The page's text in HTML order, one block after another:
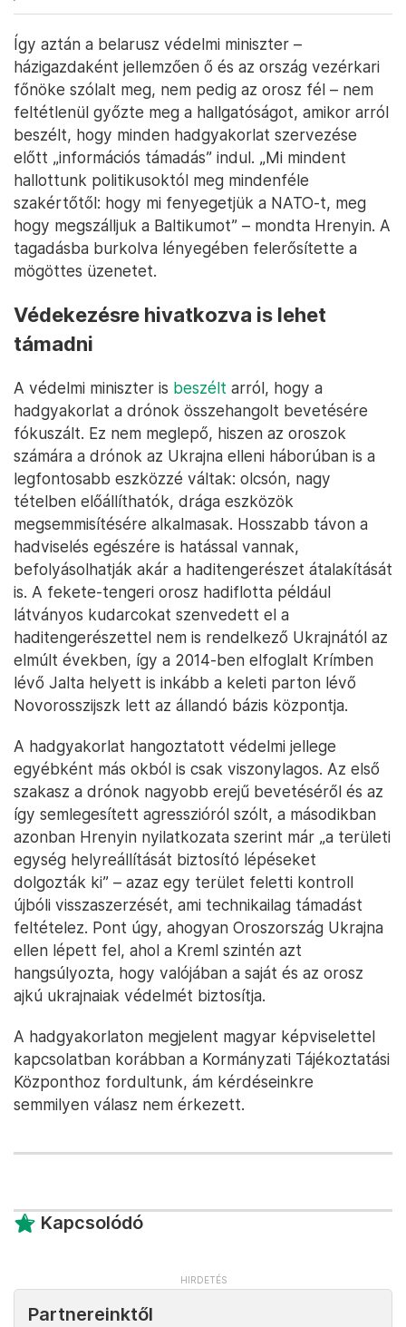
Így aztán a belarusz védelmi miniszter –
házigazdaként jellemzően ő és az ország vezérkari
főnöke szólalt meg, nem pedig az orosz fél – nem
feltétlenül győzte meg a hallgatóságot, amikor arról
beszélt, hogy minden hadgyakorlat szervezése
előtt „információs támadás” indul. „Mi mindent
hallottunk politikusoktól meg mindenféle
szakértőtől: hogy mi fenyegetjük a NATO-t, meg
hogy megszálljuk a Baltikumot” – mondta Hrenyin. A
tagadásba burkolva lényegében felerősítette a
mögöttes üzenetet.
Védekezésre hivatkozva is lehet
támadni
A védelmi miniszter is beszélt arról, hogy a
hadgyakorlat a drónok összehangolt bevetésére
fókuszált. Ez nem meglepő, hiszen az oroszok
számára a drónok az Ukrajna elleni háborúban is a
legfontosabb eszközzé váltak: olcsón, nagy
tételben előállíthatók, drága eszközök
megsemmisítésére alkalmasak. Hosszabb távon a
hadviselés egészére is hatással vannak,
befolyásolhatják akár a haditengerészet átalakítását
is. A fekete-tengeri orosz hadiflotta például
látványos kudarcokat szenvedett el a
haditengerészettel nem is rendelkező Ukrajnától az
elmúlt években, így a 2014-ben elfoglalt Krímben
lévő Jalta helyett is inkább a keleti parton lévő
Novorosszijszk lett az állandó bázis központja.
A hadgyakorlat hangoztatott védelmi jellege
egyébként más okból is csak viszonylagos. Az első
szakasz a drónok nagyobb erejű bevetéséről és az
így semlegesített agresszióról szólt, a másodikban
azonban Hrenyin nyilatkozata szerint már „a területi
egység helyreállítását biztosító lépéseket
dolgozták ki” – azaz egy terület feletti kontroll
újbóli visszaszerzését, ami technikailag támadást
feltételez. Pont úgy, ahogyan Oroszország Ukrajna
ellen lépett fel, ahol a Kreml szintén azt
hangsúlyozta, hogy valójában a saját és az orosz
ajkú ukrajnaiak védelmét biztosítja.
A hadgyakorlaton megjelent magyar képviselettel
kapcsolatban korábban a Kormányzati Tájékoztatási
Központhoz fordultunk, ám kérdéseinkre
semmilyen válasz nem érkezett.
Kapcsolódó
Partnereinktől